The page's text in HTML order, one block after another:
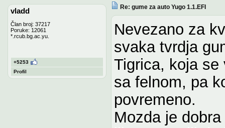
vladd
Član broj: 37217
Poruke: 12061
*.rcub.bg.ac.yu.
+5253
Profil
Re: gume za auto Yugo 1.1.EFI
Nevezano za
svaka tvrdja
Tigrica, koja se
sa felnom, pa
povremeno.
Mozda je